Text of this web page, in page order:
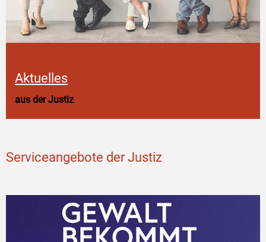
Aktuelles
aus der Justiz
Serviceangebote der Justiz